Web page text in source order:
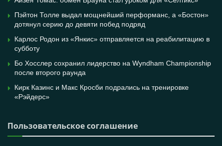
Пэйтон Толле выдал мощнейший перформанс, а «Бостон»
дотянул серию до девяти побед подряд
Карлос Родон из «Янкис» отправляется на реабилитацию в
субботу
Бо Хосслер сохранил лидерство на Wyndham Championship
после второго раунда
Кирк Казинс и Макс Кросби подрались на тренировке
«Рэйдерс»
Пользовательское соглашение